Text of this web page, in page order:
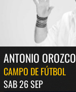
ANTONIO OROZCO
CAMPO DE FÚTBOL
SAB 26 SEP